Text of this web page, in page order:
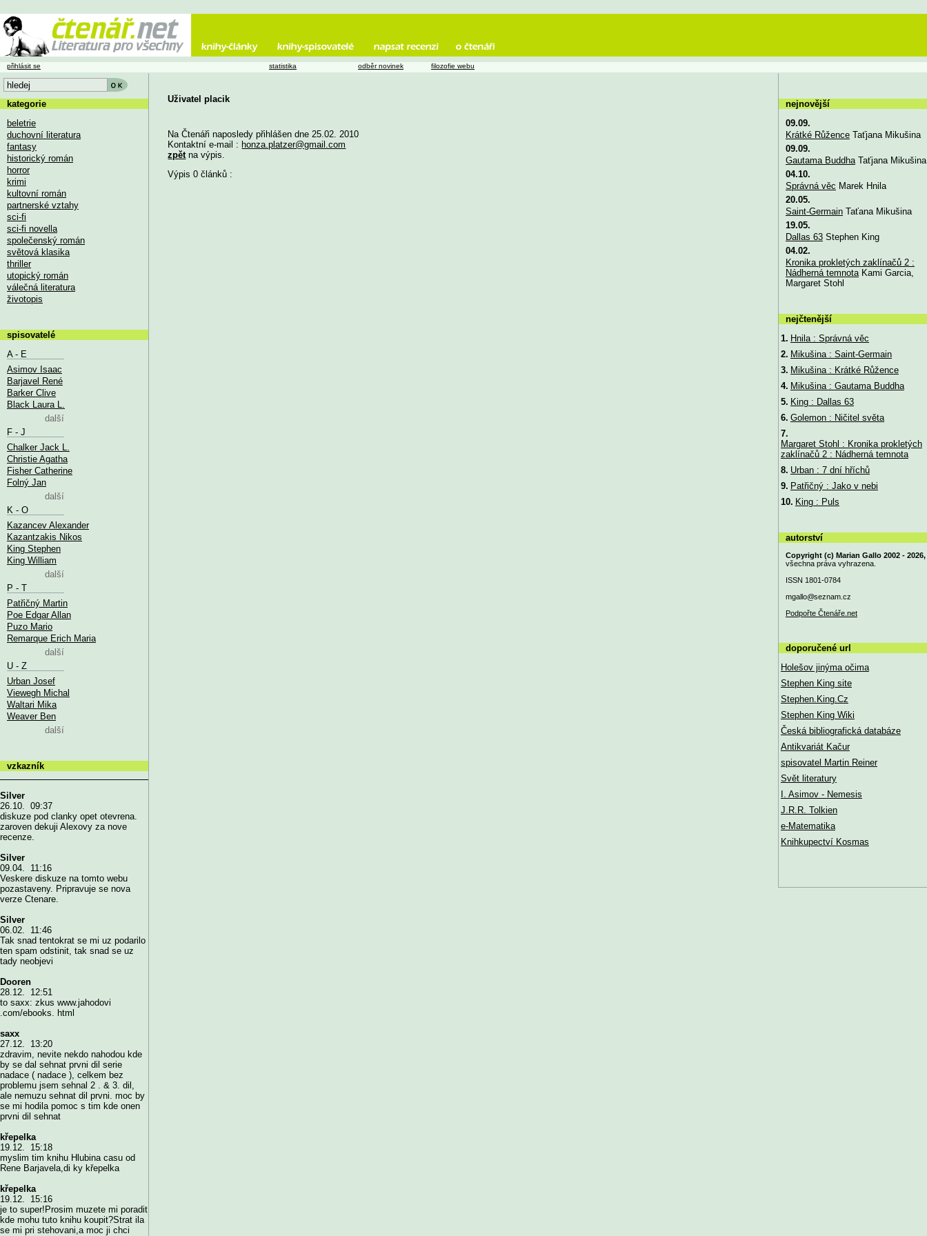
Uživatel placik
Na Čtenáři naposledy přihlášen dne 25.02. 2010
Kontaktní e-mail : honza.platzer@gmail.com
zpět na výpis.
Výpis 0 článků :
přihlásit se statistika odběr novinek filozofie webu
kategorie
beletrie
duchovní literatura
fantasy
historický román
horror
krimi
kultovní román
partnerské vztahy
sci-fi
sci-fi novella
společenský román
světová klasika
thriller
utopický román
válečná literatura
životopis
spisovatelé
A - E
Asimov Isaac
Barjavel René
Barker Clive
Black Laura L.
další
F - J
Chalker Jack L.
Christie Agatha
Fisher Catherine
Folný Jan
další
K - O
Kazancev Alexander
Kazantzakis Nikos
King Stephen
King William
další
P - T
Patřičný Martin
Poe Edgar Allan
Puzo Mario
Remarque Erich Maria
další
U - Z
Urban Josef
Viewegh Michal
Waltari Mika
Weaver Ben
další
vzkazník
Silver
26.10. 09:37
diskuze pod clanky opet otevrena.
zaroven dekuji Alexovy za nove
recenze.
Silver
09.04. 11:16
Veskere diskuze na tomto webu
pozastaveny. Pripravuje se nova
verze Ctenare.
Silver
06.02. 11:46
Tak snad tentokrat se mi uz podarilo
ten spam odstinit, tak snad se uz
tady neobjevi
Dooren
28.12. 12:51
to saxx: zkus www.jahodovi
.com/ebooks. html
saxx
27.12. 13:20
zdravim, nevite nekdo nahodou kde
by se dal sehnat prvni dil serie
nadace ( nadace ), celkem bez
problemu jsem sehnal 2 . & 3. dil,
ale nemuzu sehnat dil prvni. moc by
se mi hodila pomoc s tim kde onen
prvni dil sehnat
křepelka
19.12. 15:18
myslim tim knihu Hlubina casu od
Rene Barjavela,di ky křepelka
křepelka
19.12. 15:16
je to super!Prosim muzete mi poradit
kde mohu tuto knihu koupit?Strat ila
se mi pri stehovani,a moc ji chci
nejnovější
09.09.
Krátké RůženceTaťjana Mikušina
09.09.
Gautama BuddhaTaťjana Mikušina
04.10.
Správná věc Marek Hnila
20.05.
Saint-GermainTaťana Mikušina
19.05.
Dallas 63Stephen King
04.02.
Kronika prokletých zaklínačů 2 :
Nádherná temnotaKami Garcia,
Margaret Stohl
nejčtenější
1. Hnila : Správná věc
2. Mikušina : Saint-Germain
3. Mikušina : Krátké Růžence
4. Mikušina : Gautama Buddha
5. King : Dallas 63
6. Golemon : Ničitel světa
7.
Margaret Stohl : Kronika prokletých
zaklínačů 2 : Nádherná temnota
8. Urban : 7 dní hříchů
9. Patřičný : Jako v nebi
10. King : Puls
autorství
Copyright (c) Marian Gallo 2002 - 2026,
všechna práva vyhrazena.
ISSN 1801-0784
mgallo@seznam.cz
Podpořte Čtenáře.net
doporučené url
Holešov jinýma očima
Stephen King site
Stephen.King.Cz
Stephen King Wiki
Česká bibliografická databáze
Antikvariát Kačur
spisovatel Martin Reiner
Svět literatury
I. Asimov - Nemesis
J.R.R. Tolkien
e-Matematika
Knihkupectví Kosmas